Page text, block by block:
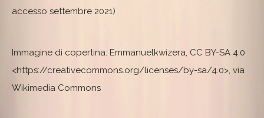
accesso settembre 2021)
Immagine di copertina: Emmanuelkwizera, CC BY-SA 4.0
<https://creativecommons.org/licenses/by-sa/4.0>, via
Wikimedia Commons